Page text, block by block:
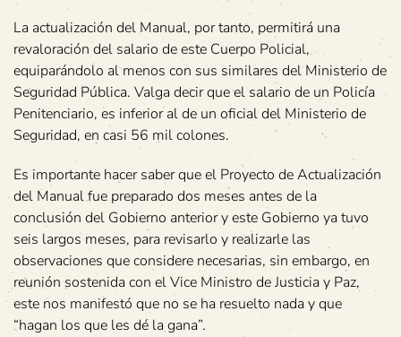
La actualización del Manual, por tanto, permitirá una
revaloración del salario de este Cuerpo Policial,
equiparándolo al menos con sus similares del Ministerio de
Seguridad Pública. Valga decir que el salario de un Policía
Penitenciario, es inferior al de un oficial del Ministerio de
Seguridad, en casi 56 mil colones.
Es importante hacer saber que el Proyecto de Actualización
del Manual fue preparado dos meses antes de la
conclusión del Gobierno anterior y este Gobierno ya tuvo
seis largos meses, para revisarlo y realizarle las
observaciones que considere necesarias, sin embargo, en
reunión sostenida con el Vice Ministro de Justicia y Paz,
este nos manifestó que no se ha resuelto nada y que
“hagan los que les dé la gana”.